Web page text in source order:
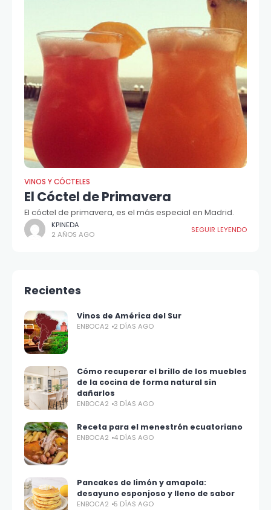
VINOS Y CÓCTELES
El Cóctel de Primavera
El cóctel de primavera, es el más especial en Madrid.
KPINEDA
2 AÑOS AGO
SEGUIR LEYENDO
Recientes
Vinos de América del Sur
ENBOCA2 2 DÍAS AGO
Cómo recuperar el brillo de los muebles
de la cocina de forma natural sin
dañarlos
ENBOCA2 3 DÍAS AGO
Receta para el menestrón ecuatoriano
ENBOCA2 4 DÍAS AGO
Pancakes de limón y amapola:
desayuno esponjoso y lleno de sabor
ENBOCA2 5 DÍAS AGO